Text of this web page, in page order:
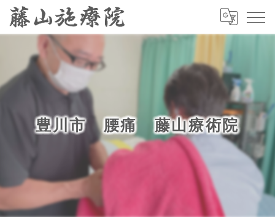
豊川市 腰痛 藤山療術院